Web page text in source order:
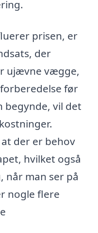
prisen, er
der
ujævne vægge,
før
begynde, vil det
der er behov
hvilket også
når man ser på
nogle flere